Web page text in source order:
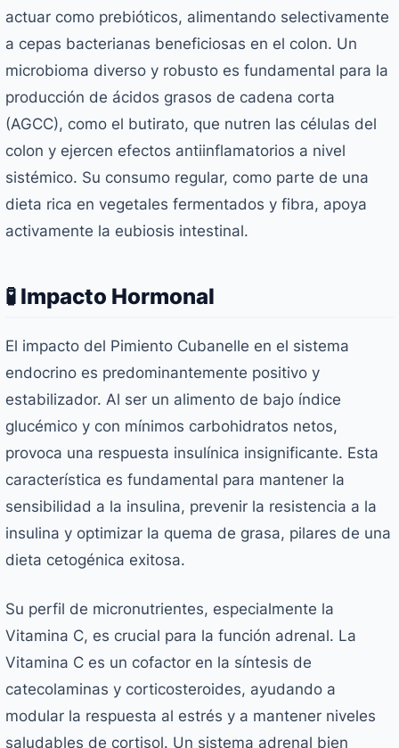
actuar como prebióticos, alimentando selectivamente
a cepas bacterianas beneficiosas en el colon. Un
microbioma diverso y robusto es fundamental para la
producción de ácidos grasos de cadena corta
(AGCC), como el butirato, que nutren las células del
colon y ejercen efectos antiinflamatorios a nivel
sistémico. Su consumo regular, como parte de una
dieta rica en vegetales fermentados y fibra, apoya
activamente la eubiosis intestinal.
🧪 Impacto Hormonal
El impacto del Pimiento Cubanelle en el sistema
endocrino es predominantemente positivo y
estabilizador. Al ser un alimento de bajo índice
glucémico y con mínimos carbohidratos netos,
provoca una respuesta insulínica insignificante. Esta
característica es fundamental para mantener la
sensibilidad a la insulina, prevenir la resistencia a la
insulina y optimizar la quema de grasa, pilares de una
dieta cetogénica exitosa.
Su perfil de micronutrientes, especialmente la
Vitamina C, es crucial para la función adrenal. La
Vitamina C es un cofactor en la síntesis de
catecolaminas y corticosteroides, ayudando a
modular la respuesta al estrés y a mantener niveles
saludables de cortisol. Un sistema adrenal bien